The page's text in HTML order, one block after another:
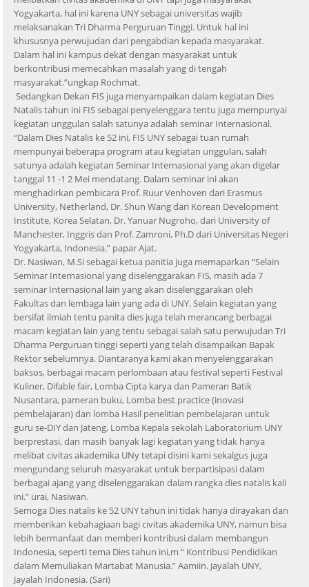
Yogyakarta, hal ini karena UNY sebagai universitas wajib
melaksanakan Tri Dharma Perguruan Tinggi. Untuk hal ini
khususnya perwujudan dari pengabdian kepada masyarakat.
Dalam hal ini kampus dekat dengan masyarakat untuk
berkontribusi memecahkan masalah yang di tengah
masyarakat.”ungkap Rochmat.
Sedangkan Dekan FIS juga menyampaikan dalam kegiatan Dies
Natalis tahun ini FIS sebagai penyelenggara tentu juga mempunyai
kegiatan unggulan salah satunya adalah seminar Internasional.
“Dalam Dies Natalis ke 52 ini, FIS UNY sebagai tuan rumah
mempunyai beberapa program atau kegiatan unggulan, salah
satunya adalah kegiatan Seminar Internasional yang akan digelar
tanggal 11 -1 2 Mei mendatang. Dalam seminar ini akan
menghadirkan pembicara Prof. Ruur Venhoven dari Erasmus
University, Netherland, Dr. Shun Wang dari Korean Development
Institute, Korea Selatan, Dr. Yanuar Nugroho, dari University of
Manchester, Inggris dan Prof. Zamroni, Ph.D dari Universitas Negeri
Yogyakarta, Indonesia.” papar Ajat.
Dr. Nasiwan, M.Si sebagai ketua panitia juga memaparkan “Selain
Seminar Internasional yang diselenggarakan FIS, masih ada 7
seminar Internasional lain yang akan diselenggarakan oleh
Fakultas dan lembaga lain yang ada di UNY. Selain kegiatan yang
bersifat ilmiah tentu panita dies juga telah merancang berbagai
macam kegiatan lain yang tentu sebagai salah satu perwujudan Tri
Dharma Perguruan tinggi seperti yang telah disampaikan Bapak
Rektor sebelumnya. Diantaranya kami akan menyelenggarakan
baksos, berbagai macam perlombaan atau festival seperti Festival
Kuliner, Difable fair, Lomba Cipta karya dan Pameran Batik
Nusantara, pameran buku, Lomba best practice (inovasi
pembelajaran) dan lomba Hasil penelitian pembelajaran untuk
guru se-DIY dan Jateng, Lomba Kepala sekolah Laboratorium UNY
berprestasi, dan masih banyak lagi kegiatan yang tidak hanya
melibat civitas akademika UNy tetapi disini kami sekalgus juga
mengundang seluruh masyarakat untuk berpartisipasi dalam
berbagai ajang yang diselenggarakan dalam rangka dies natalis kali
ini.” urai, Nasiwan.
Semoga Dies natalis ke 52 UNY tahun ini tidak hanya dirayakan dan
memberikan kebahagiaan bagi civitas akademika UNY, namun bisa
lebih bermanfaat dan memberi kontribusi dalam membangun
Indonesia, seperti tema Dies tahun ini,m “ Kontribusi Pendidikan
dalam Memuliakan Martabat Manusia.” Aamiin. Jayalah UNY,
Jayalah Indonesia. (Sari)